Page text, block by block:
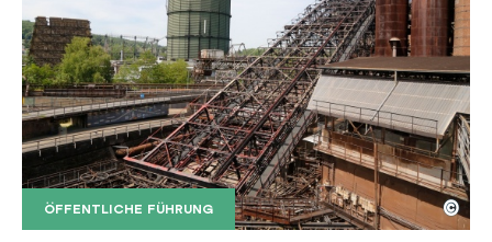
ÖFFENTLICHE FÜHRUNG
Der Erzschrägaufzug der Völklinger Hütte mit
Copyright: Weltkulturerbe Völklinger Hütte | Karl
©